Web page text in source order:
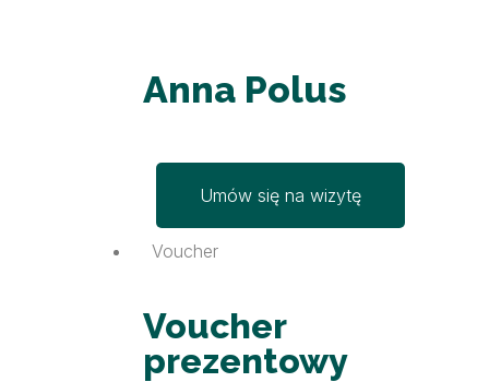
Anna Polus
Umów się na wizytę
Voucher
Voucher
prezentowy